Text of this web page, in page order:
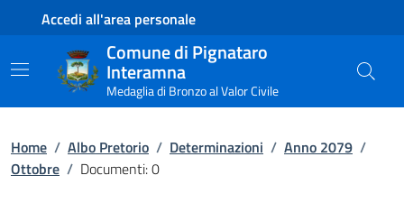
Contenuto principale
Piede di paginaAccedi all'area personale
Comune di Pignataro
Interamna
Medaglia di Bronzo al Valor Civile
Home / Albo Pretorio / Determinazioni / Anno 2079 /
Ottobre / Documenti: 0